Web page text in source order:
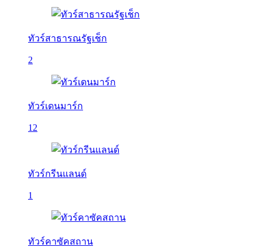
ทัวร์สาธารณรัฐเช็ก
2
ทัวร์เดนมาร์ก
12
ทัวร์กรีนแลนด์
1
ทัวร์คาซัคสถาน